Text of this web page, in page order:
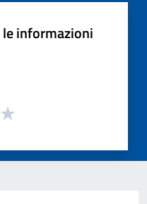
informazioni